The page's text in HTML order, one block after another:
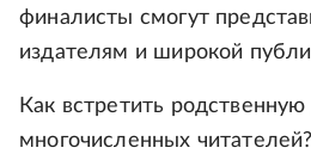
финалисты смогут
издателям и широкой
Как встретить
многочисленных